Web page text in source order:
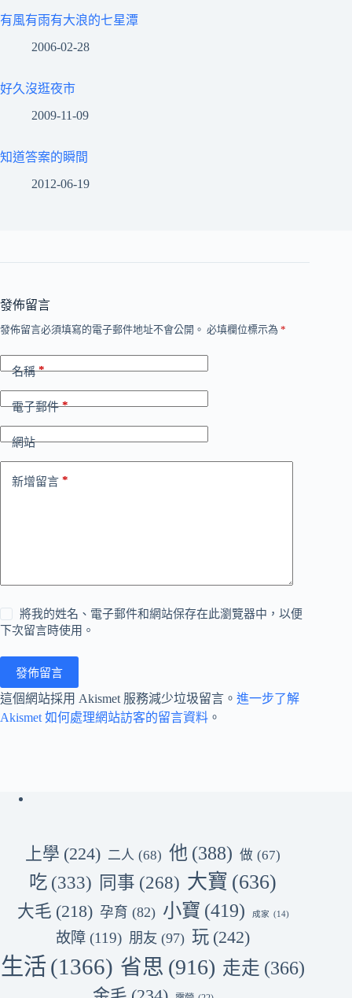
有風有雨有大浪的七星潭
2006-02-28
好久沒逛夜市
2009-11-09
知道答案的瞬間
2012-06-19
發佈留言
發佈留言必須填寫的電子郵件地址不會公開。 必填欄位標示為 *
名稱*
電子郵件*
網站
新增留言 *
將我的姓名、電子郵件和網站保存在此瀏覽器中，以便
下次留言時使用。
發佈留言
這個網站採用 Akismet 服務減少垃圾留言。 進一步了解
Akismet 如何處理網站訪客的留言資料 。
上學 (224) 二人 (68) 他 (388) 做 (67)
吃 (333) 同事 (268) 大寶 (636)
大毛 (218) 孕育 (82) 小寶 (419) 成家 (14)
故障 (119) 朋友 (97) 玩 (242)
生活 (1366) 省思 (916) 走走 (366)